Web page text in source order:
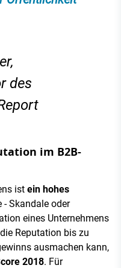
des
im B2B-
ist ein hohes
- Skandale oder
eines Unternehmens
Reputation bis zu
ausmachen kann,
2018. Für